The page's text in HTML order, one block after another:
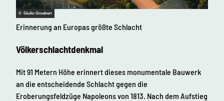
© Giulio Groebert
Erinnerung an Europas größte Schlacht
Völkerschlachtdenkmal
Mit 91 Metern Höhe erinnert dieses monumentale Bauwerk
an die entscheidende Schlacht gegen die
Eroberungsfeldzüge Napoleons von 1813. Nach dem Aufstieg